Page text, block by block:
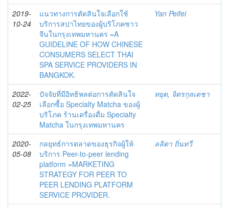
2019-
10-24
แนวทางการตัดสินใจเลือกใช้
บริการสปาไทยของผู้บริโภคชาว
จีนในกรุงเทพมหานคร =A
GUIDELINE OF HOW CHINESE
CONSUMERS SELECT THAI
SPA SERVICE PROVIDERS IN
BANGKOK.
Yan Peifei
2022-
02-25
ปัจจัยที่มีอิทธิพลต่อการตัดสินใจ
เลือกซื้อ Specialty Matcha ของผู้
บริโภค ร้านเครื่องดื่ม Specialty
Matcha ในกรุงเทพมหานคร
ทยุต, จิตรกุลเดชา
2020-
05-08
กลยุทธ์การตลาดของธุรกิจผู้ให้
บริการ Peer-to-peer lending
platform =MARKETING
STRATEGY FOR PEER TO
PEER LENDING PLATFORM
SERVICE PROVIDER.
ลลิตา ถิ่นทวี